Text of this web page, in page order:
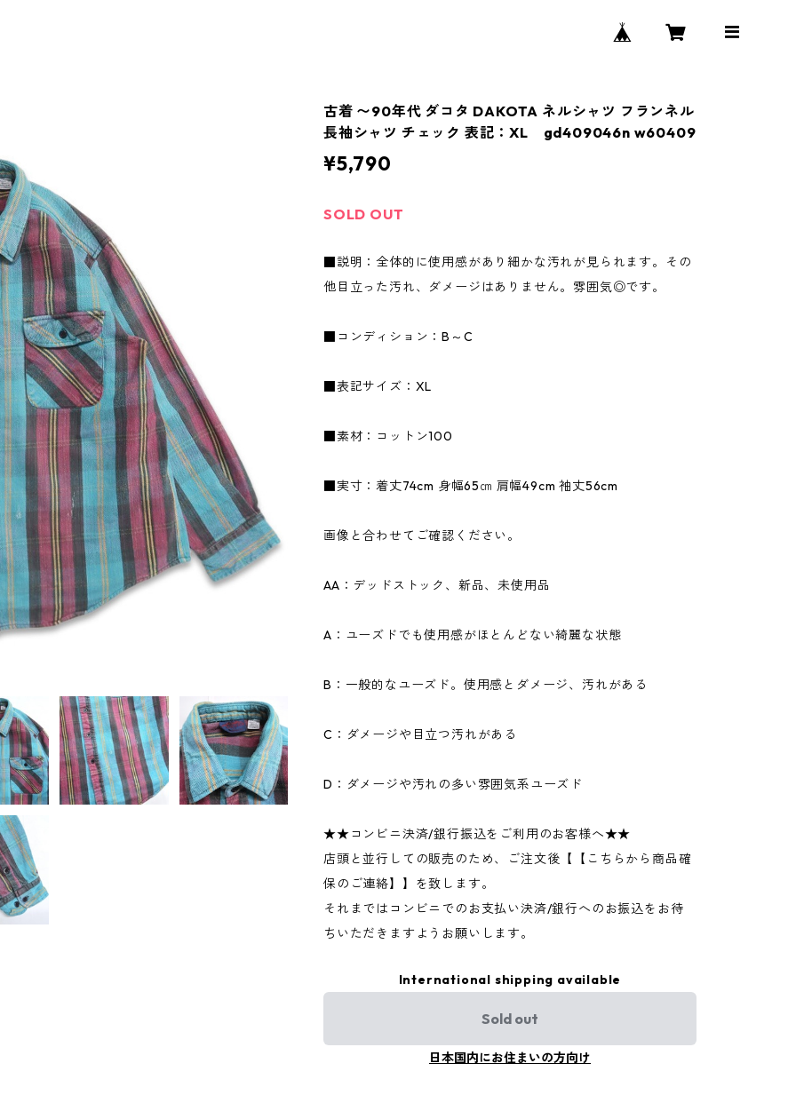
古着 〜90年代 ダコタ DAKOTA ネルシャツ フランネル
長袖シャツ チェック 表記：XL gd409046n w60409
¥5,790
SOLD OUT
■説明：全体的に使用感があり細かな汚れが見られます。その
他目立った汚れ、ダメージはありません。雰囲気◎です。
■コンディション：B～C
■表記サイズ：XL
■素材：コットン100
■実寸：着丈74cm 身幅65㎝ 肩幅49cm 袖丈56cm
画像と合わせてご確認ください。
AA：デッドストック、新品、未使用品
A：ユーズドでも使用感がほとんどない綺麗な状態
B：一般的なユーズド。使用感とダメージ、汚れがある
C：ダメージや目立つ汚れがある
D：ダメージや汚れの多い雰囲気系ユーズド
★★コンビニ決済/銀行振込をご利用のお客様へ★★
店頭と並行しての販売のため、ご注文後【【こちらから商品確
保のご連絡】】を致します。
それまではコンビニでのお支払い決済/銀行へのお振込をお待
ちいただきますようお願いします。
International shipping available
Sold out
日本国内にお住まいの方向け